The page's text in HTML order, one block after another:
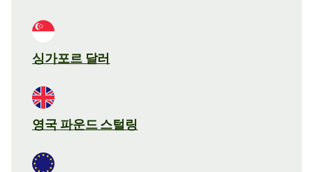
싱가포르 달러
영국 파운드 스털링